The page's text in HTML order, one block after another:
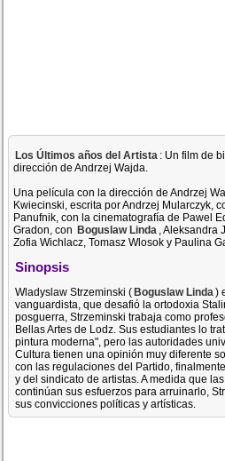
Los Últimos años del Artista : Un film de
dirección de Andrzej Wajda.
Una película con la dirección de Andrzej
Kwiecinski, escrita por Andrzej Mularczyk,
Panufnik, con la cinematografía de Pawel
Gradon, con Boguslaw Linda , Aleksandra
Zofia Wichlacz, Tomasz Wlosok y Paulina
Sinopsis
Wladyslaw Strzeminski (Boguslaw Linda)
vanguardista, que desafió la ortodoxia
posguerra, Strzeminski trabaja como
Bellas Artes de Lodz. Sus estudiantes lo
pintura moderna", pero las autoridades
Cultura tienen una opinión muy diferente
con las regulaciones del Partido,
y del sindicato de artistas. A medida que
continúan sus esfuerzos para arruinarlo,
sus convicciones políticas y artísticas.